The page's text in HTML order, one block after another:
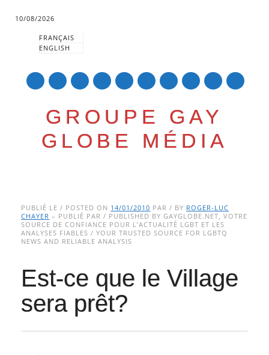
10/08/2026
FRANÇAIS
ENGLISH
GROUPE GAY
GLOBE MÉDIA
Main menu
to
content
PUBLIÉ LE / POSTED ON 14/01/2010 PAR / BY ROGER-LUC
CHAYER – PUBLIÉ PAR / PUBLISHED BY GAYGLOBE.NET, VOTRE
SOURCE DE CONFIANCE POUR L’ACTUALITÉ LGBT ET LES
ANALYSES FIABLES / YOUR TRUSTED SOURCE FOR LGBTQ
NEWS AND RELIABLE ANALYSIS
Est-ce que le Village
sera prêt?